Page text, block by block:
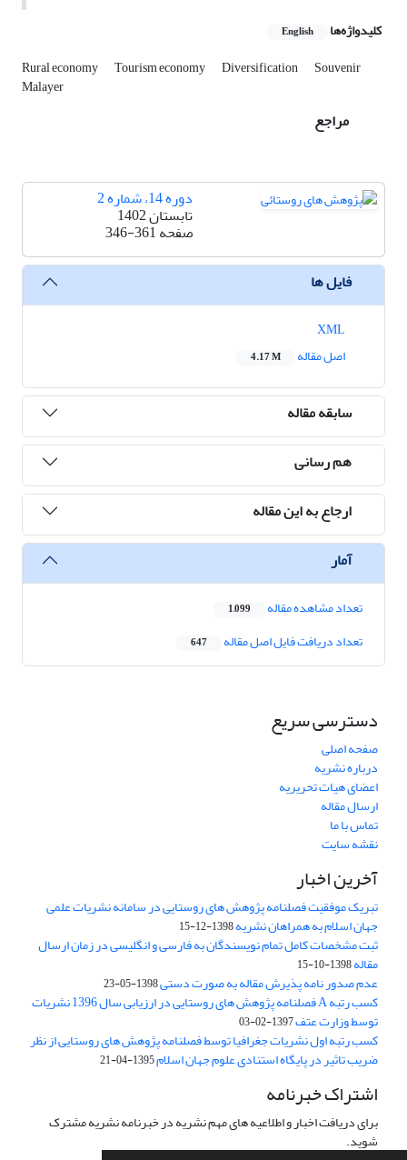
کلیدواژه‌ها English
Rural economy Tourism economy Diversification Souvenir
Malayer
مراجع
دوره 14، شماره 2
تابستان 1402
صفحه346-361
فایل ها
اصل مقاله
4.17 M
سابقه مقاله
هم رسانی
ارجاع به این مقاله
آمار
تعداد مشاهده مقاله 1,099
تعداد دریافت فایل اصل مقاله 647
دسترسی سریع
صفحه اصلی
درباره نشریه
اعضای هیات تحریریه
ارسال مقاله
تماس با ما
نقشه سایت
آخرین اخبار
تبریک موفقیت فصلنامه پژوهش های روستایی در سامانه نشریات علمی
جهان اسلام به همراهان نشریه1398-12-15
ثبت مشخصات کامل تمام نویسندگان به فارسی و انگلیسی در زمان ارسال
مقاله1398-10-15
عدم صدور نامه پذیرش مقاله به صورت دستی1398-05-23
کسب رتبه A فصلنامه پژوهش های روستایی در ارزیابی سال 1396 نشریات
توسط وزارت عتف1397-02-03
کسب رتبه اول نشریات جغرافیا توسط فصلنامه پژوهش های روستایی از نظر
ضریب تاثیر در پایگاه استنادی علوم جهان اسلام1395-04-21
اشتراک خبرنامه
برای دریافت اخبار و اطلاعیه های مهم نشریه در خبرنامه نشریه مشترک
شوید.